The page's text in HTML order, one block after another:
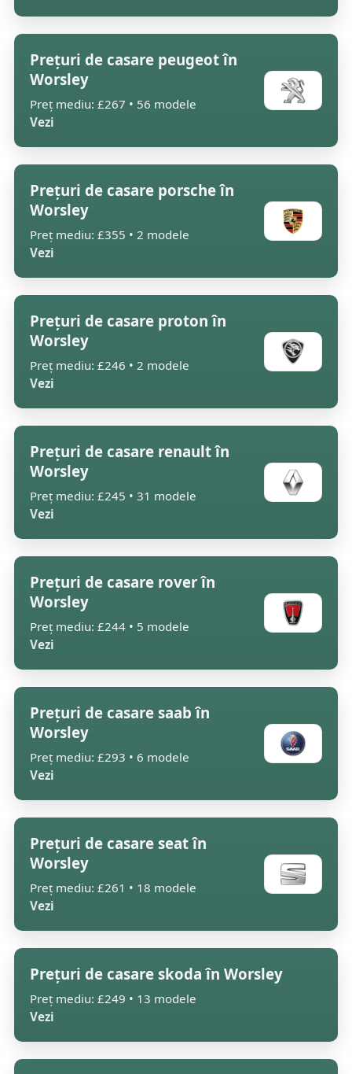
Prețuri de casare peugeot în
Worsley
Preț mediu: £267 • 56 modele
Vezi
Prețuri de casare porsche în
Worsley
Preț mediu: £355 • 2 modele
Vezi
Prețuri de casare proton în
Worsley
Preț mediu: £246 • 2 modele
Vezi
Prețuri de casare renault în
Worsley
Preț mediu: £245 • 31 modele
Vezi
Prețuri de casare rover în
Worsley
Preț mediu: £244 • 5 modele
Vezi
Prețuri de casare saab în
Worsley
Preț mediu: £293 • 6 modele
Vezi
Prețuri de casare seat în
Worsley
Preț mediu: £261 • 18 modele
Vezi
Prețuri de casare skoda în Worsley
Preț mediu: £249 • 13 modele
Vezi